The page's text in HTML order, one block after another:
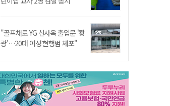
"골프채로 YG 신사옥 출입문 '쾅
쾅'…20대 여성 현행범 체포"